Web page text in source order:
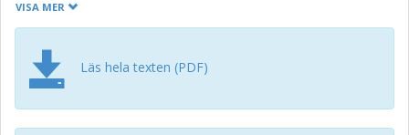
present MD-ACF approach reproduces results from the
it is, however, also applicable at high temperatures as it
avoids harmonic and parallel-mode approximations and
can be applied to study non-crystalline materials. The MD-
ACF methodology thus promises to substantially widen the
VISA MER
Läs hela texten (PDF)